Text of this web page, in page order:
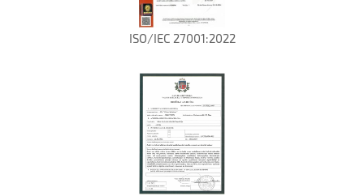
ISO/IEC 27001:2022